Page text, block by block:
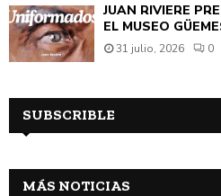
JUAN RIVIÈRE
EL MUSEO
31 julio, 2026 0
SUBSCRIBLE
MÁS NOTICIAS